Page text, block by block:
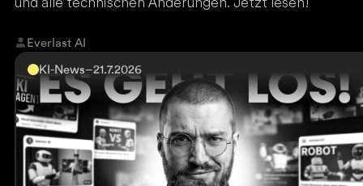
Everlast AI
KI-News–21.7.2026